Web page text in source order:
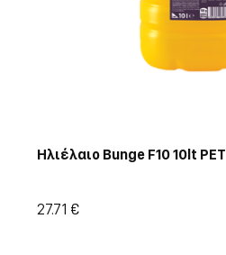
Ηλιέλαιο Bunge F10 10lt PET
27.71 €